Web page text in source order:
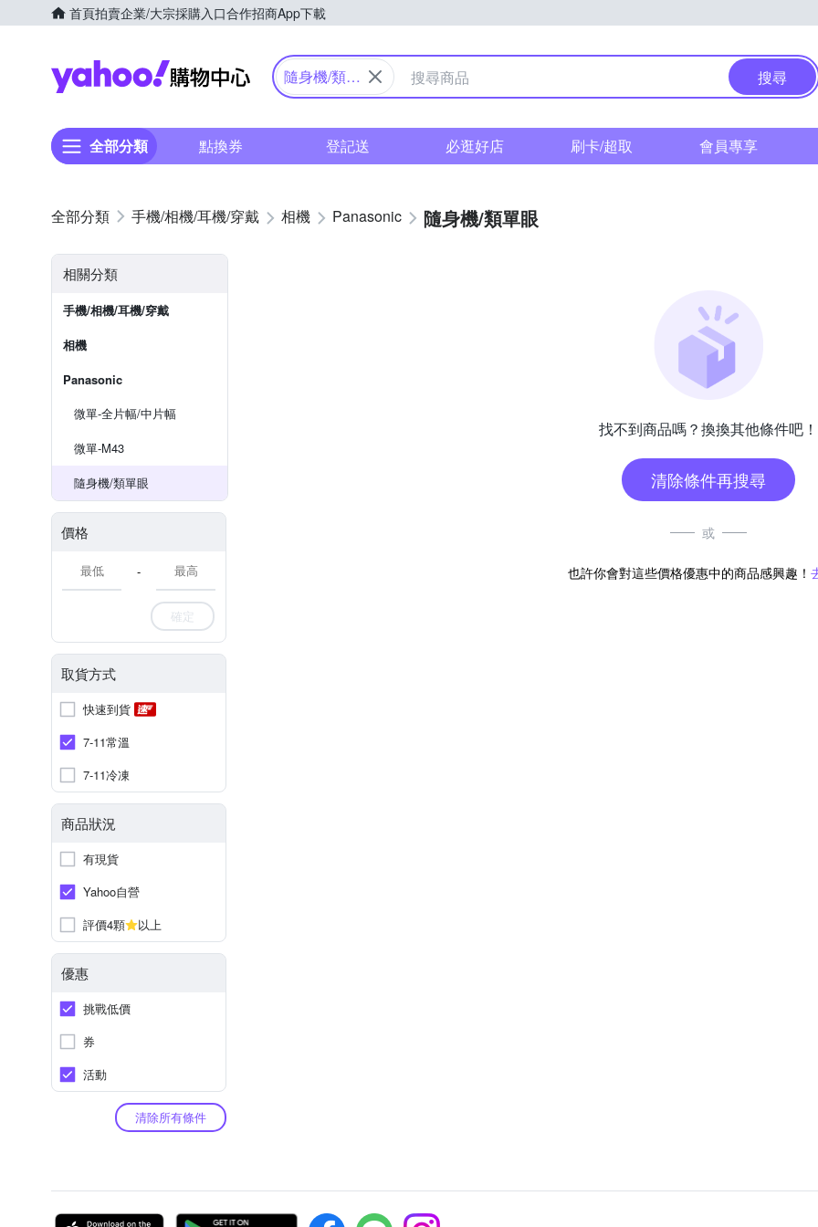
首頁拍賣企業/大宗採購入口合作招商App下載
Yahoo購物中心
隨身機/類單
搜尋
全部分類 點換券 登記送 必逛好店 刷卡/超取 會員專享
手機/相機/耳機/穿戴 相機 Panasonic 隨身機/類單眼
相關分類
手機/相機/耳機/穿戴
相機
Panasonic
微單-全片幅/中片幅
微單-M43
隨身機/類單眼
價格
-
確定
取貨方式
快速到貨
7-11常溫
7-11冷凍
商品狀況
有現貨
Yahoo自營
評價4顆
以上
優惠
挑戰低價
券
活動
清除所有條件
找不到商品嗎？換換其他條件吧！
清除條件再搜尋
或
也許你會對這些價格優惠中的商品感興趣！